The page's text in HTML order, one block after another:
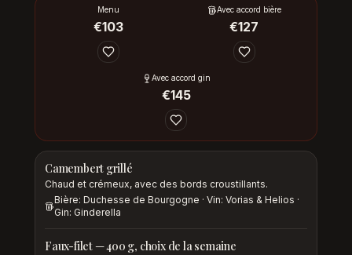
Menu
€103
Avec accord bière
€127
Avec accord gin
€145
Camembert grillé
Chaud et crémeux, avec des bords croustillants.
Bière: Duchesse de Bourgogne · Vin: Vorias & Helios ·
Gin: Ginderella
Faux-filet — 400 g, choix de la semaine